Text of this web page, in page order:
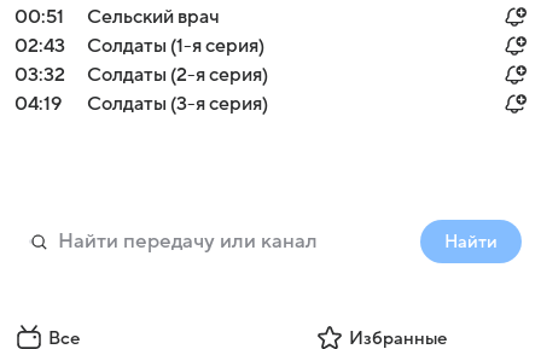
00:51
Сельский врач
02:43
Солдаты (1-я серия)
03:32
Солдаты (2-я серия)
04:19
Солдаты (3-я серия)
Найти
Все Избранные